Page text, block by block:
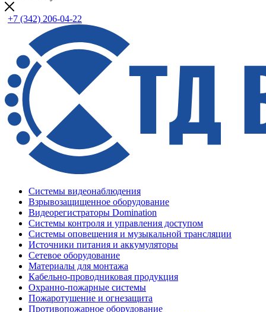
+7 (342) 206-04-22
Системы видеонаблюдения
Взрывозащищенное оборудование
Видеорегистраторы Domination
Системы контроля и управления доступом
Системы оповещения и музыкальной трансляции
Источники питания и аккумуляторы
Сетевое оборудование
Материалы для монтажа
Кабельно-проводниковая продукция
Охранно-пожарные системы
Пожаротушение и огнезащита
Противопожарное оборудование